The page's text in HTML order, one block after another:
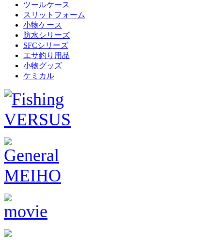
ツールケース
スリットフォーム
小物ケース
防水シリーズ
SFCシリーズ
エサ釣り用品
小物グッズ
ケミカル